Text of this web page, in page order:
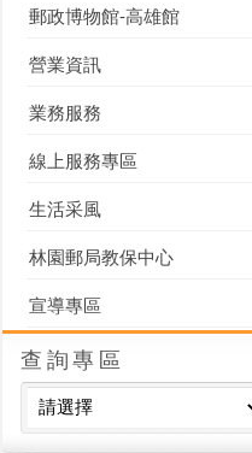
郵政博物館-高雄館
營業資訊
業務服務
線上服務專區
生活采風
林園郵局教保中心
宣導專區
政風園地
查詢專區